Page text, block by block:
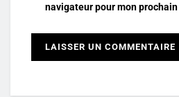
navigateur pour mon